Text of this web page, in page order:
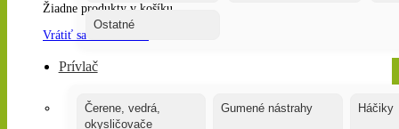
Žiadne produkty v košíku.
Vrátiť sa do obchodu
Ostatné
Prívlač
Čerene, vedrá,
okysličovače
Gumené nástrahy Háčiky